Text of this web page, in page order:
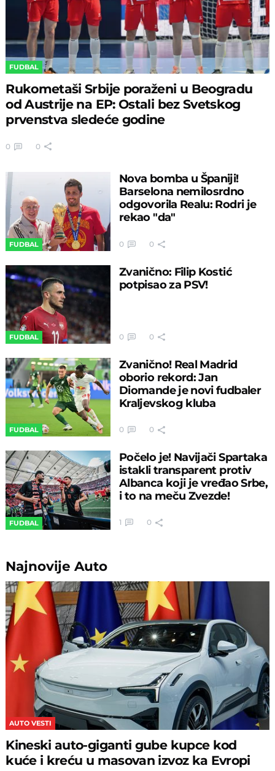
FUDBAL
Rukometaši Srbije poraženi u Beogradu
od Austrije na EP: Ostali bez Svetskog
prvenstva sledeće godine
0 0
FUDBAL
Nova bomba u Španiji!
Barselona nemilosrdno
odgovorila Realu: Rodri je
rekao "da"
0 0
FUDBAL
Zvanično: Filip Kostić
potpisao za PSV!
0 0
FUDBAL
Zvanično! Real Madrid
oborio rekord: Jan
Diomande je novi fudbaler
Kraljevskog kluba
0 0
FUDBAL
Počelo je! Navijači Spartaka
istakli transparent protiv
Albanca koji je vređao Srbe,
i to na meču Zvezde!
1 0
NajnovijeAuto
AUTO VESTI
Kineski auto-giganti gube kupce kod
kuće i kreću u masovan izvoz ka Evropi